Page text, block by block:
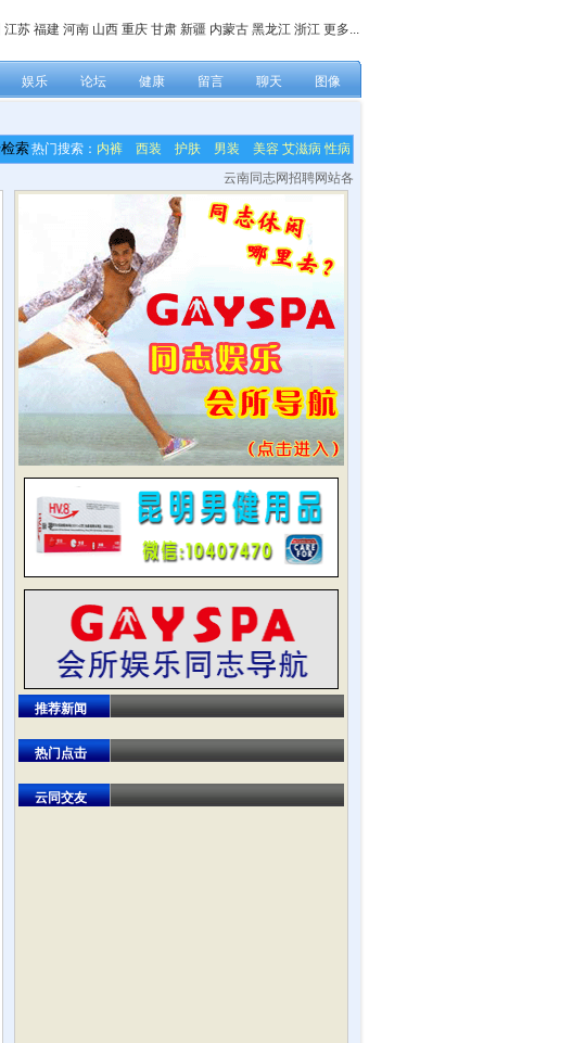
江苏 福建 河南 山西 重庆 甘肃 新疆 内蒙古 黑龙江 浙江 更多...
娱乐 论坛 健康 留言 聊天 图像
热门搜索： 内裤 西装 护肤 男装 美容 艾滋病 性病
云南同志网招聘网站各栏目内容编辑，网站技术及美工等兼
推荐新闻
热门点击
云同交友